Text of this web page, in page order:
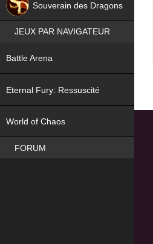
Souverain des Dragons
JEUX PAR NAVIGATEUR
Battle Arena
Eternal Fury: Ressuscité
World of Chaos
NEW
FORUM